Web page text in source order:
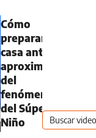
Cómo
preparar la
casa ante la
aproximación
del
fenómeno
del Súper
Niño